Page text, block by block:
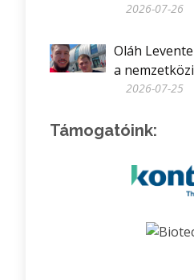
2026-07-26
Oláh
a
2026-07-25
Támogatóink: